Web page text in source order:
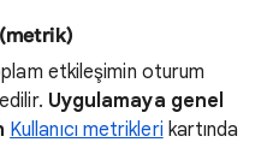
etkileşimin oturum
Uygulamaya genel
Kullanıcı metrikleri kartında